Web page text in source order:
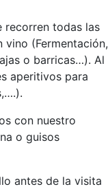
recorren todas las
vino (Fermentación,
o barricas…). Al
aperitivos para
con nuestro
o guisos
antes de la visita